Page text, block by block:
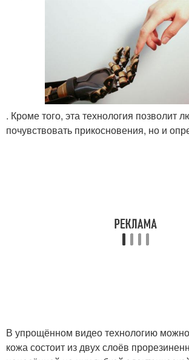
. Кроме того, эта технология позволит
почувствовать прикосновения, но и
В упрощённом видео технологию можно
кожа состоит из двух слоёв